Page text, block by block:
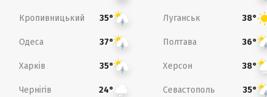
Кропивницький 35° Луганськ 38°
Одеса 37° Полтава 36°
Харків 35° Херсон 38°
Чернігів 24° Севастополь 35°